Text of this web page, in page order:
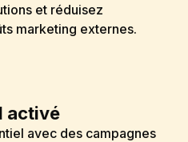
et réduisez
marketing externes.
activé
avec des campagnes